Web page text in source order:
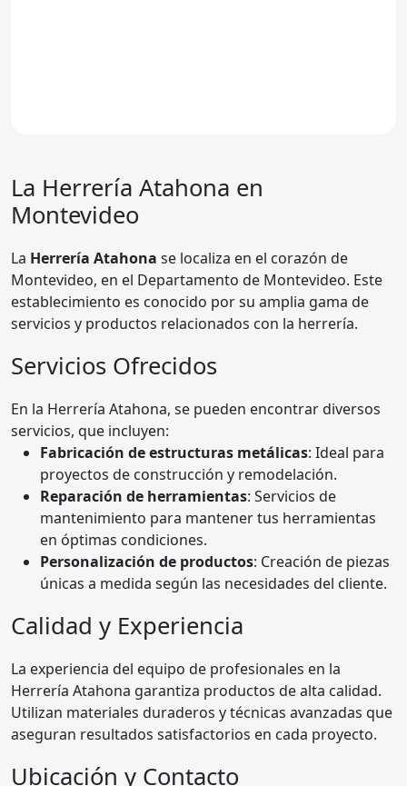
La Herrería Atahona en
Montevideo
La Herrería Atahona se localiza en el corazón de
Montevideo, en el Departamento de Montevideo. Este
establecimiento es conocido por su amplia gama de
servicios y productos relacionados con la herrería.
Servicios Ofrecidos
En la Herrería Atahona, se pueden encontrar diversos
servicios, que incluyen:
Fabricación de estructuras metálicas: Ideal para
proyectos de construcción y remodelación.
Reparación de herramientas: Servicios de
mantenimiento para mantener tus herramientas
en óptimas condiciones.
Personalización de productos: Creación de piezas
únicas a medida según las necesidades del cliente.
Calidad y Experiencia
La experiencia del equipo de profesionales en la
Herrería Atahona garantiza productos de alta calidad.
Utilizan materiales duraderos y técnicas avanzadas que
aseguran resultados satisfactorios en cada proyecto.
Ubicación y Contacto